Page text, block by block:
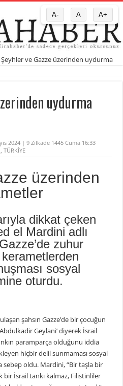
Şeyhler ve Gazze üzerinden uydurma
uydurma
2024 | 9 Zilkade 1445 Cuma 16:33
,TÜRKİYE
üzerinden
dikkat çeken
el Mardini adlı
zuhur
sosyal
oturdu.
şahsın Gazze’de bir çocuğun
Geylani’ diyerek İsrail
paramparça olduğunu iddia
hiçbir delil sunmaması sosyal
sebep oldu. Mardini, “Bir taşla bir
bir İsrail tankı kalmaz, Filistinliler
A- A A+